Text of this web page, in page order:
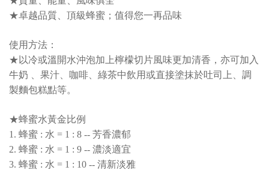
★卓越品質、頂級蜂蜜；值得您一再品味
使用方法：
★以冷或溫開水沖泡加上檸檬切片風味更加清香，亦可加入
牛奶 、果汁、咖啡、綠茶中飲用或直接塗抹於吐司上、調
製麵包糕點等。
★蜂蜜水黃金比例
1. 蜂蜜 : 水 = 1 : 8 -- 芳香濃郁
2. 蜂蜜 : 水 = 1 : 9 -- 濃淡適宜
3. 蜂蜜 : 水 = 1 : 10 -- 清新淡雅